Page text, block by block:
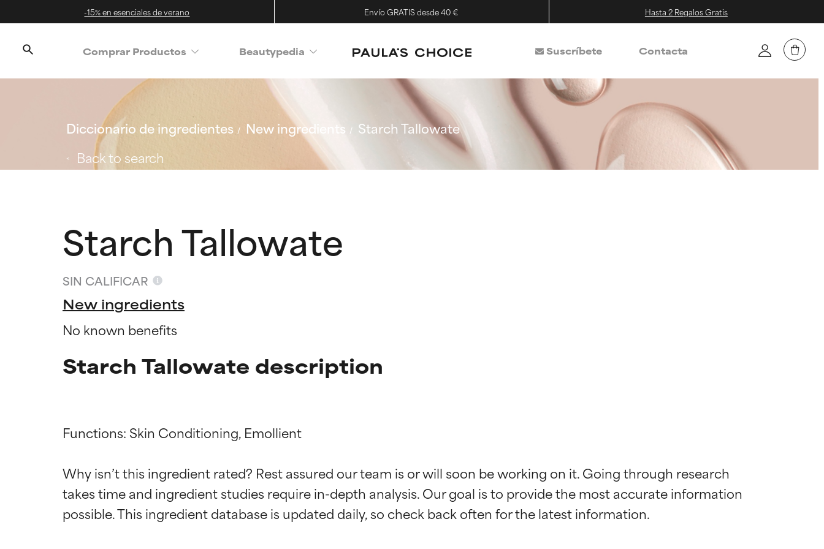
-15% en esenciales de verano Envío GRATIS desde 40 € Hasta 2 Regalos Gratis
Comprar Productos Beautypedia Suscríbete Contacta
Diccionario de ingredientes New ingredients
Starch Tallowate
Back to search
Starch Tallowate
SIN CALIFICAR
New ingredients
No known benefits
Starch Tallowate description
Functions: Skin Conditioning, Emollient
Why isn’t this ingredient rated? Rest assured our team is or will soon be working on it. Going through research
takes time and ingredient studies require in-depth analysis. Our goal is to provide the most accurate information
Calificaciones de ingredientes
EXCELENTE
Calificaciones de ingredientes
EXCELENTE